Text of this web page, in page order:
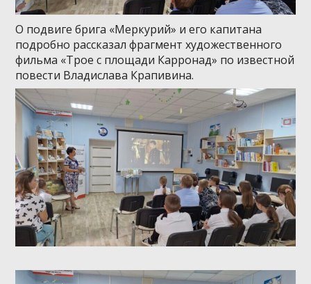
О подвиге брига «Меркурий» и его капитана
подробно рассказал фрагмент художественного
фильма «Трое с площади Карронад» по известной
повести Владислава Крапивина.